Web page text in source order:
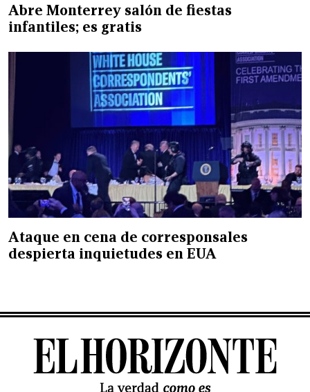
Abre Monterrey salón de fiestas
infantiles; es gratis
Ataque en cena de corresponsales
despierta inquietudes en EUA